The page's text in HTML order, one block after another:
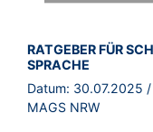
BROSCHÜRE:
RATGEBER FÜR
SPRACHE
Datum: 30.07.2025 /
MAGS NRW